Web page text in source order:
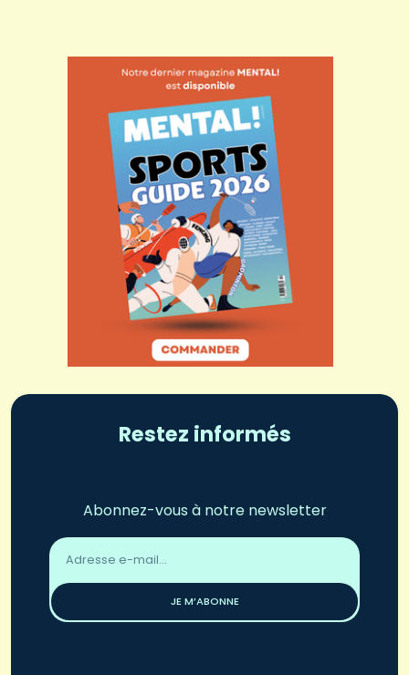
Restez informés
Abonnez-vous à notre newsletter
Adresse
email
JE M’ABONNE